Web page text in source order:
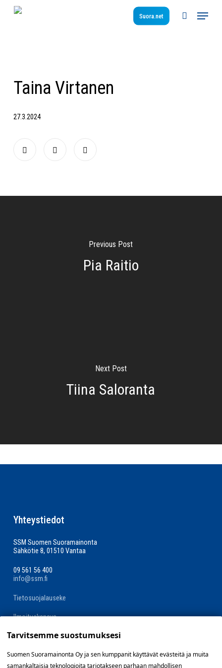
Suora.net
search
Menu
Taina Virtanen
27.3.2024
Previous Post
Pia Raitio
Next Post
Tiina Saloranta
Yhteystiedot
SSM Suomen Suoramainonta
Sähkötie 8, 01510 Vantaa
09 561 56 400
info@ssm.fi
Tietosuojalauseke
Ilmoituskanava
Evästevalinnat »
Tarvitsemme suostumuksesi
Suomen Suoramainonta Oy ja sen kumppanit käyttävät evästeitä ja muita
samankaltaisia teknologioita tarjotakseen parhaan mahdollisen